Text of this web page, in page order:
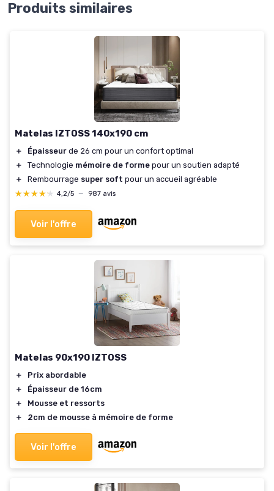
Produits similaires
Matelas IZTOSS 140x190 cm
＋ Épaisseur de 26 cm pour un confort optimal
＋
Technologie mémoire de forme pour un soutien adapté
＋
Rembourrage super soft pour un accueil agréable
★★★★★
★★★★★ 4,2/5 — 987 avis
Voir l'offre
Matelas 90x190 IZTOSS
＋
Prix abordable
＋
Épaisseur de 16cm
＋
Mousse et ressorts
＋
2cm de mousse à mémoire de forme
Voir l'offre